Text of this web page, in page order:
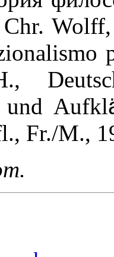
und Aufkl
Fr./M.,